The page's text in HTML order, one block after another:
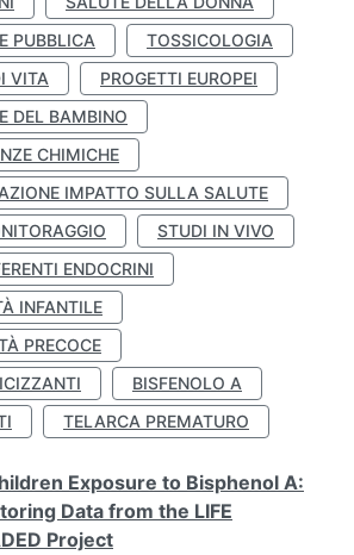
PUBBLICA
TOSSICOLOGIA
VITA
PROGETTI EUROPEI
DEL BAMBINO
CHIMICHE
IMPATTO SULLA SALUTE
STUDI IN VIVO
ENDOCRINI
INFANTILE
PRECOCE
BISFENOLO A
TELARCA PREMATURO
Exposure to Bisphenol A:
Data from the LIFE
Project